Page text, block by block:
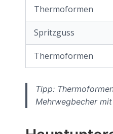
Thermoformen
Spritzguss
Thermoformen
Tipp:
Mehrwegbecher